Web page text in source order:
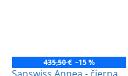
435,50 € –15 %